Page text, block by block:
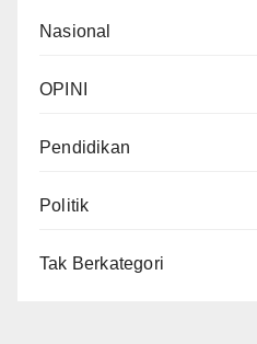
Nasional
OPINI
Pendidikan
Politik
Tak Berkategori